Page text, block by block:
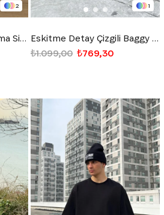
2
Beli Lastikli Ekoseli Pijama Siyah
1
Eskitme Detay Çizgili Baggy Jean Siyah
₺769,30
₺1.099,00